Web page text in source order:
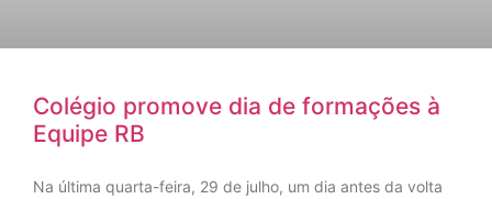
Colégio promove dia de formações à
Equipe RB
Na última quarta-feira, 29 de julho, um dia antes da volta